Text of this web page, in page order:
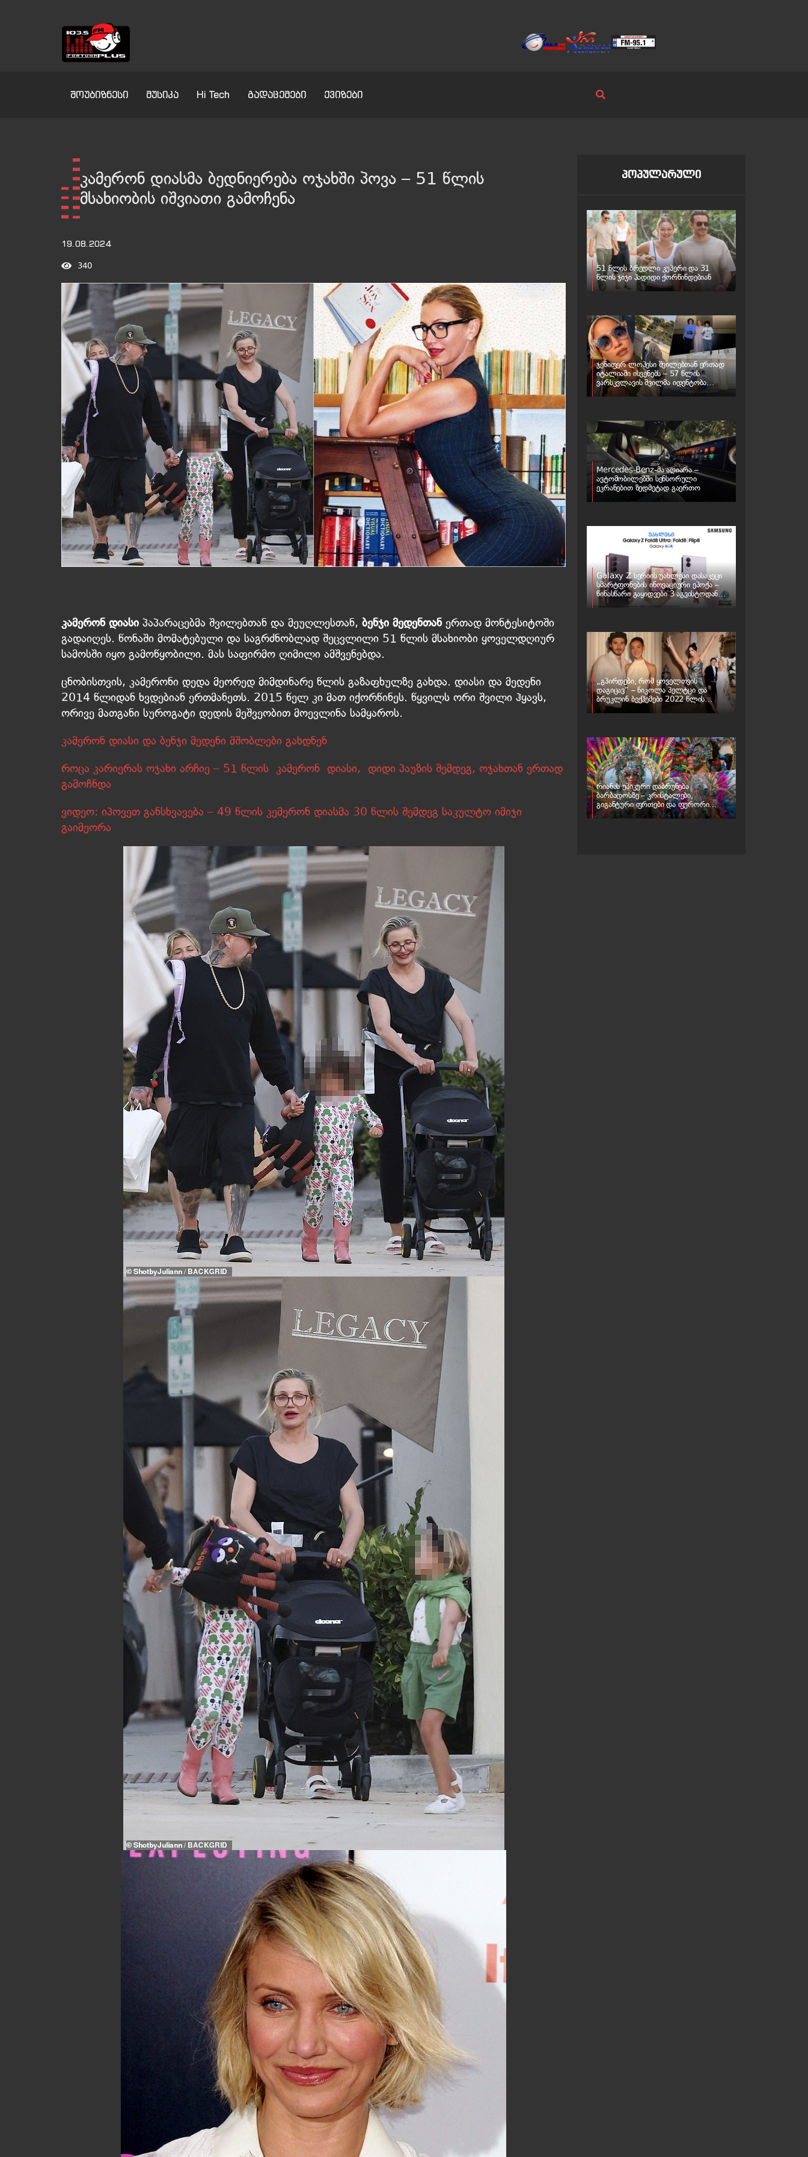
შოუბიზნესი მუსიკა Hi Tech გადაცემები ქვიზები
კამერონ დიასმა ბედნიერება ოჯახში პოვა – 51 წლის
მსახიობის იშვიათი გამოჩენა
19.08.2024
340
კამერონ დიასი პაპარაცებმა შვილებთან და მეუღლესთან, ბენჯი მედენთანერთად მონტესიტოში
გადაიღეს. წონაში მომატებული და საგრძნობლად შეცვლილი 51 წლის მსახიობი ყოველდღიურ
სამოსში იყო გამოწყობილი. მას საფირმო ღიმილი ამშვენებდა.
ცნობისთვის, კამერონი დედა მეორედ მიმდინარე წლის გაზაფხულზე გახდა. დიასი და მედენი
2014 წლიდან ხვდებიან ერთმანეთს. 2015 წელ კი მათ იქორწინეს. წყვილს ორი შვილი ჰყავს,
ორივე მათგანი სუროგატი დედის მეშვეობით მოევლინა სამყაროს.
კამერონ დიასი და ბენჯი მედენი მშობლები გახდნენ
როცა კარიერას ოჯახი არჩიე – 51 წლის კამერონ დიასი, დიდი პაუზის შემდეგ, ოჯახთან ერთად
გამოჩნდა
ვიდეო: იპოვეთ განსხვავება – 49 წლის კემერონ დიასმა 30 წლის შემდეგ საკულტო იმიჯი
გაიმეორა
პოპულარული
51 წლის ბრედლი კუპერი და 31
წლის ჯიჯი ჰადიდი ქორწინდებიან
ჯენიფერ ლოპესი შვილებთან ერთად
იტალიაში ისვენებს – 57 წლის
ვარსკვლავის შვილმა იდენტობა
შეიცვალა
Mercedes-Benz-მა აღიარა –
ავტომობილებში სენსორული
ეკრანებით ზედმეტად გაერთო
Galaxy Z სერიის უახლესი დასაკეცი
სმარტფონების ინოვაციური ეპოქა –
წინასწარი გაყიდვები 3 აგვისტოდან
იწყება
„გპირდები, რომ ყოველთვის
დაგიცავ“ – ნიკოლა პელტცი და
ბრუკლინ ბექჰემები 2022 წლის
ქორწილს „ბათილად ცნობენ“ – რა
რიანას ეპიკური დაბრუნება
ბარბადოსზე – კრისტალები,
გიგანტური ფრთები და ფურორი
კარნავალზე